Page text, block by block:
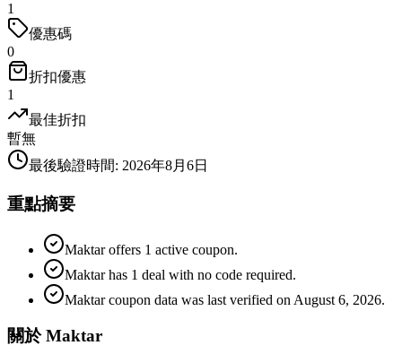
1
優惠碼
0
折扣優惠
1
最佳折扣
暫無
最後驗證時間: 2026年8月6日
重點摘要
Maktar offers 1 active coupon.
Maktar has 1 deal with no code required.
Maktar coupon data was last verified on August 6, 2026.
關於 Maktar